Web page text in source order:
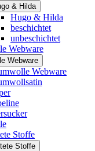
& Hilda
Hugo & Hilda
beschichtet
unbeschichtet
Webware
Webware
Webware
Stoffe
Stoffe